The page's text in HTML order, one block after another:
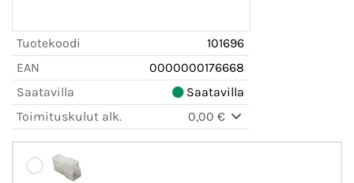
Tuotekoodi
101696
EAN
0000000176668
Saatavilla
Saatavilla
Toimituskulut alk.
0,00 €